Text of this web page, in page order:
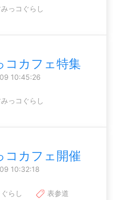
っコぐらし
コカフェ特集
10:45:26
っコぐらし
コカフェ開催
10:32:18
らし 表参道